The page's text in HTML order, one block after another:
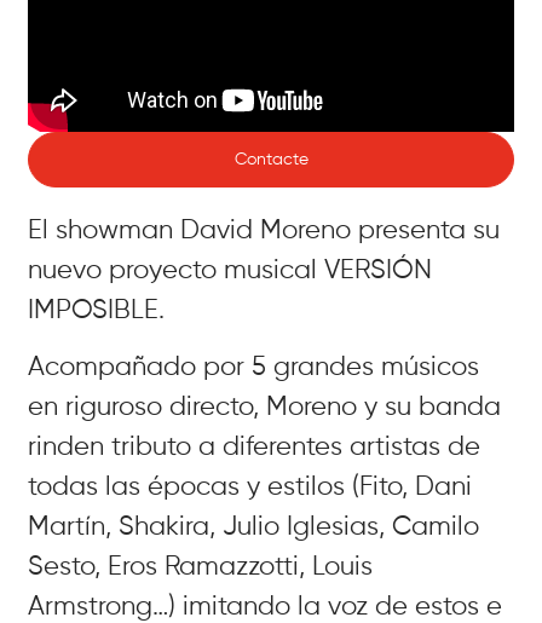
Contacte
El showman David Moreno presenta su
nuevo proyecto musical VERSIÓN
IMPOSIBLE.
Acompañado por 5 grandes músicos
en riguroso directo, Moreno y su banda
rinden tributo a diferentes artistas de
todas las épocas y estilos (Fito, Dani
Martín, Shakira, Julio Iglesias, Camilo
Sesto, Eros Ramazzotti, Louis
Armstrong…) imitando la voz de estos e